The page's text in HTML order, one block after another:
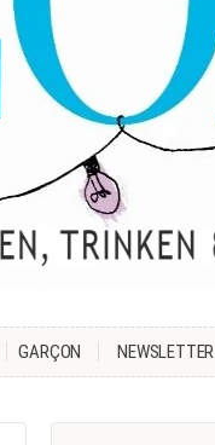
GARÇON NEWSLETTER